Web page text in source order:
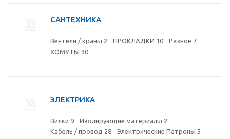
САНТЕХНИКА
Вентели / краны 2 ПРОКЛАДКИ 10 Разное 7
ХОМУТЫ 30
ЭЛЕКТРИКА
Вилки 9 Изолирующие материалы 2
Кабель / провод 28 Электрические Патроны 5